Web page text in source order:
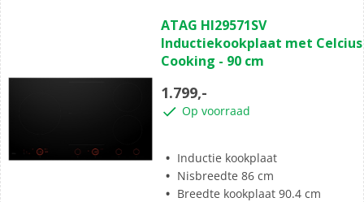
van
de
5
ATAG HI29571SV
Inductiekookplaat met Celcius
Cooking - 90 cm
1.799,-
Op voorraad
Inductie kookplaat
Nisbreedte 86 cm
Breedte kookplaat 90.4 cm